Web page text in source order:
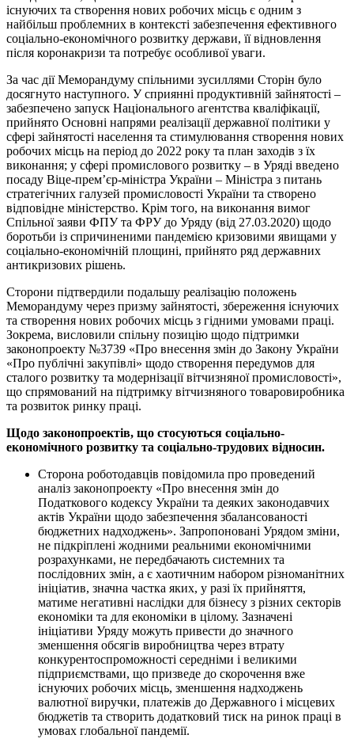
існуючих та створення нових робочих місць є одним з
найбільш проблемних в контексті забезпечення ефективного
соціально-економічного розвитку держави, її відновлення
після коронакризи та потребує особливої уваги.
За час дії Меморандуму спільними зусиллями Сторін було
досягнуто наступного. У сприянні продуктивній зайнятості –
забезпечено запуск Національного агентства кваліфікації,
прийнято Основні напрями реалізації державної політики у
сфері зайнятості населення та стимулювання створення нових
робочих місць на період до 2022 року та план заходів з їх
виконання; у сфері промислового розвитку – в Уряді введено
посаду Віце-прем’єр-міністра України – Міністра з питань
стратегічних галузей промисловості України та створено
відповідне міністерство. Крім того, на виконання вимог
Спільної заяви ФПУ та ФРУ до Уряду (від 27.03.2020) щодо
боротьби із спричиненими пандемією кризовими явищами у
соціально-економічній площині, прийнято ряд державних
антикризових рішень.
Сторони підтвердили подальшу реалізацію положень
Меморандуму через призму зайнятості, збереження існуючих
та створення нових робочих місць з гідними умовами праці.
Зокрема, висловили спільну позицію щодо підтримки
законопроекту №3739 «Про внесення змін до Закону України
«Про публічні закупівлі» щодо створення передумов для
сталого розвитку та модернізації вітчизняної промисловості»,
що спрямований на підтримку вітчизняного товаровиробника
та розвиток ринку праці.
Щодо законопроектів, що стосуються соціально-
економічного розвитку та соціально-трудових відносин.
Сторона роботодавців повідомила про проведений
аналіз законопроекту «Про внесення змін до
Податкового кодексу України та деяких законодавчих
актів України щодо забезпечення збалансованості
бюджетних надходжень». Запропоновані Урядом зміни,
не підкріплені жодними реальними економічними
розрахунками, не передбачають системних та
послідовних змін, а є хаотичним набором різноманітних
ініціатив, значна частка яких, у разі їх прийняття,
матиме негативні наслідки для бізнесу з різних секторів
економіки та для економіки в цілому. Зазначені
ініціативи Уряду можуть привести до значного
зменшення обсягів виробництва через втрату
конкурентоспроможності середніми і великими
підприємствами, що призведе до скорочення вже
існуючих робочих місць, зменшення надходжень
валютної виручки, платежів до Державного і місцевих
бюджетів та створить додатковий тиск на ринок праці в
умовах глобальної пандемії.